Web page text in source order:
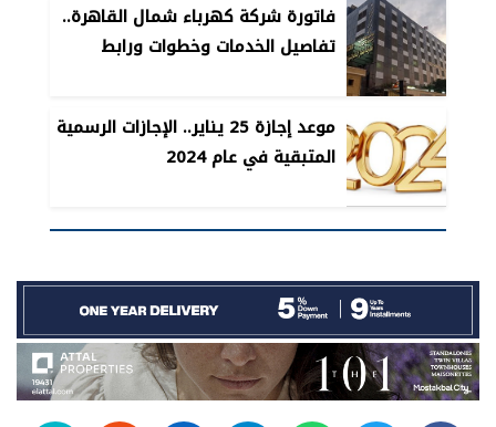
فاتورة شركة كهرباء شمال القاهرة..
تفاصيل الخدمات وخطوات ورابط
موعد إجازة 25 يناير.. الإجازات الرسمية
المتبقية في عام 2024